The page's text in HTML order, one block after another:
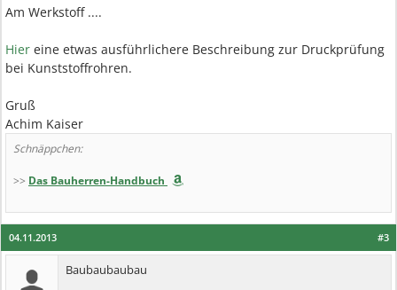
Am Werkstoff ....
Hier eine etwas ausführlichere Beschreibung zur Druckprüfung
bei Kunststoffrohren.
Gruß
Achim Kaiser
Schnäppchen:
>> Das Bauherren-Handbuch
#3
04.11.2013
Baubaubaubau